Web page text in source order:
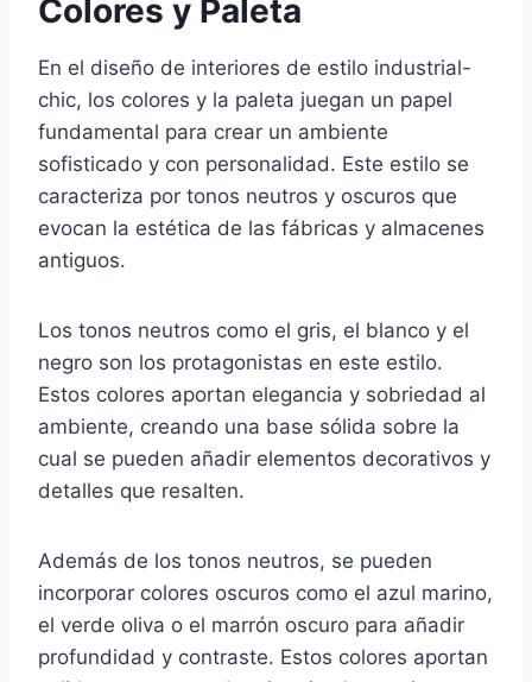
Colores y Paleta
En el diseño de interiores de estilo industrial-
chic, los colores y la paleta juegan un papel
fundamental para crear un ambiente
sofisticado y con personalidad. Este estilo se
caracteriza por tonos neutros y oscuros que
evocan la estética de las fábricas y almacenes
antiguos.
Los tonos neutros como el gris, el blanco y el
negro son los protagonistas en este estilo.
Estos colores aportan elegancia y sobriedad al
ambiente, creando una base sólida sobre la
cual se pueden añadir elementos decorativos y
detalles que resalten.
Además de los tonos neutros, se pueden
incorporar colores oscuros como el azul marino,
el verde oliva o el marrón oscuro para añadir
profundidad y contraste. Estos colores aportan